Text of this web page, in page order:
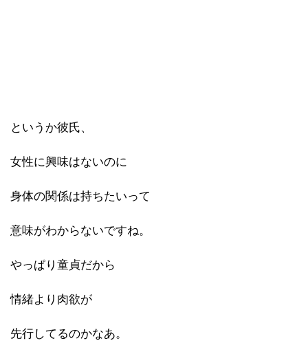
というか彼氏、
女性に興味はないのに
身体の関係は持ちたいって
意味がわからないですね。
やっぱり童貞だから
情緒より肉欲が
先行してるのかなあ。